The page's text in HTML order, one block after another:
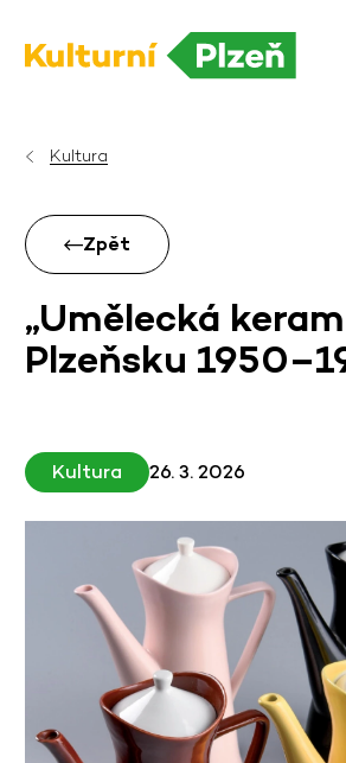
Kultura
Zpět
„Umělecká
Plzeňsku
Kultura 26. 3. 2026